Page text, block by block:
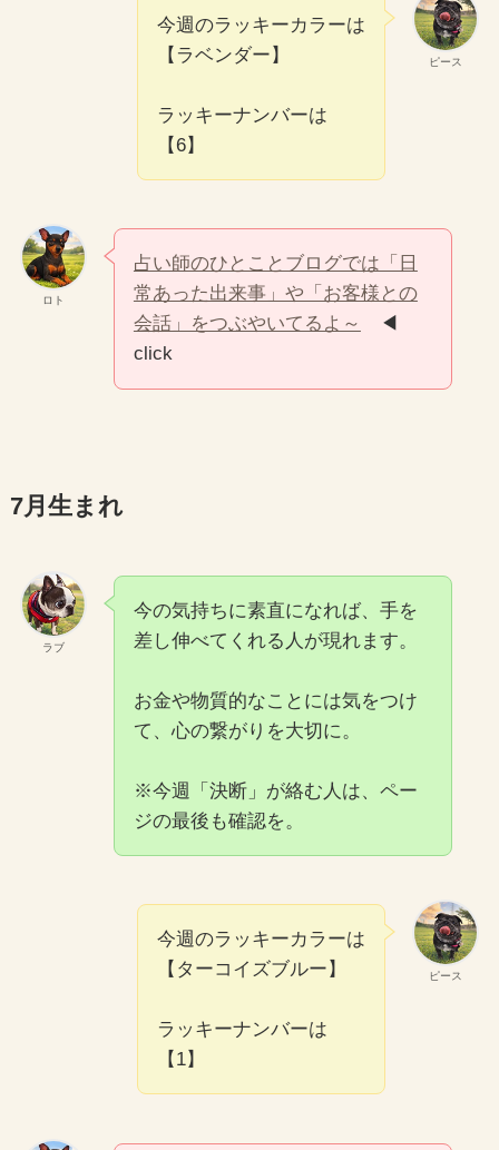
ピース
今週のラッキーカラーは
【ラベンダー】
ラッキーナンバーは
【6】
ロト
占い師のひとことブログでは「日
常あった出来事」や「お客様との
会話」をつぶやいてるよ～
◀
click
7月生まれ
ラブ
今の気持ちに素直になれば、手を
差し伸べてくれる人が現れます。
お金や物質的なことには気をつけ
て、心の繋がりを大切に。
※今週「決断」が絡む人は、ペー
ジの最後も確認を。
ピース
今週のラッキーカラーは
【ターコイズブルー】
ラッキーナンバーは
【1】